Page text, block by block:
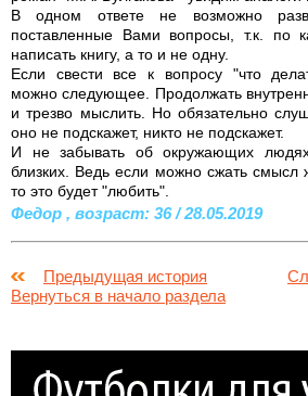
В одном ответе не возможно
поставленные Вами вопросы, т.к. по
написать книгу, а то и не одну.
Если свести все к вопросу "что
можно следующее. Продолжать
и трезво мыслить. Но обязательно
оно не подскажет, никто не подскажет.
И не забывать об окружающих
близких. Ведь если можно сжать смысл
то это будет "любить".
Федор , возраст: 36 / 28.05.2019
Предыдущая история
Вернуться в начало раздела